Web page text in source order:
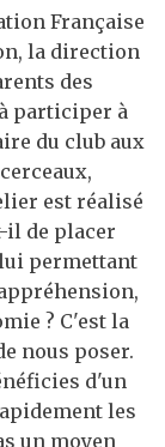
Française
la direction
des
participer à
du club aux
est réalisé
il de placer
permettant
? C'est la
nous poser.
d'un
les
un moyen